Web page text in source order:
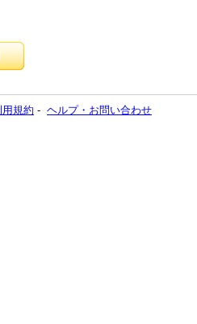
用規約 - ヘルプ・お問い合わせ